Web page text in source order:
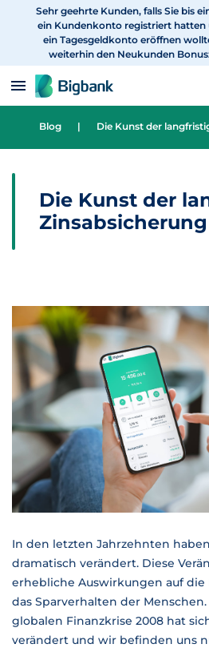
zum Inhalt
Sehr geehrte Kunden, falls Sie bis
ein Kundenkonto registriert
ein Tagesgeldkonto eröffnen
weiterhin den Neukunden
Blog | Die Kunst der
Die Kunst der
Zinsabsicherung
In den letzten Jahrzehnten
dramatisch verändert. Diese
erhebliche Auswirkungen auf die
das Sparverhalten der
globalen Finanzkrise 2008 hat
verändert und wir befinden uns